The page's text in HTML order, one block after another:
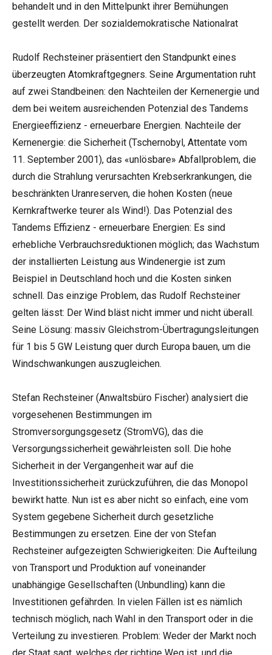
behandelt und in den Mittelpunkt ihrer Bemühungen
gestellt werden. Der sozialdemokratische Nationalrat
Rudolf Rechsteiner präsentiert den Standpunkt eines
überzeugten Atomkraftgegners. Seine Argumentation ruht
auf zwei Standbeinen: den Nachteilen der Kernenergie und
dem bei weitem ausreichenden Potenzial des Tandems
Energieeffizienz - erneuerbare Energien. Nachteile der
Kernenergie: die Sicherheit (Tschernobyl, Attentate vom
11. September 2001), das «unlösbare» Abfallproblem, die
durch die Strahlung verursachten Krebserkrankungen, die
beschränkten Uranreserven, die hohen Kosten (neue
Kernkraftwerke teurer als Wind!). Das Potenzial des
Tandems Effizienz - erneuerbare Energien: Es sind
erhebliche Verbrauchsreduktionen möglich; das Wachstum
der installierten Leistung aus Windenergie ist zum
Beispiel in Deutschland hoch und die Kosten sinken
schnell. Das einzige Problem, das Rudolf Rechsteiner
gelten lässt: Der Wind bläst nicht immer und nicht überall.
Seine Lösung: massiv Gleichstrom-Übertragungsleitungen
für 1 bis 5 GW Leistung quer durch Europa bauen, um die
Windschwankungen auszugleichen.
Stefan Rechsteiner (Anwaltsbüro Fischer) analysiert die
vorgesehenen Bestimmungen im
Stromversorgungsgesetz (StromVG), das die
Versorgungssicherheit gewährleisten soll. Die hohe
Sicherheit in der Vergangenheit war auf die
Investitionssicherheit zurückzuführen, die das Monopol
bewirkt hatte. Nun ist es aber nicht so einfach, eine vom
System gegebene Sicherheit durch gesetzliche
Bestimmungen zu ersetzen. Eine der von Stefan
Rechsteiner aufgezeigten Schwierigkeiten: Die Aufteilung
von Transport und Produktion auf voneinander
unabhängige Gesellschaften (Unbundling) kann die
Investitionen gefährden. In vielen Fällen ist es nämlich
technisch möglich, nach Wahl in den Transport oder in die
Verteilung zu investieren. Problem: Weder der Markt noch